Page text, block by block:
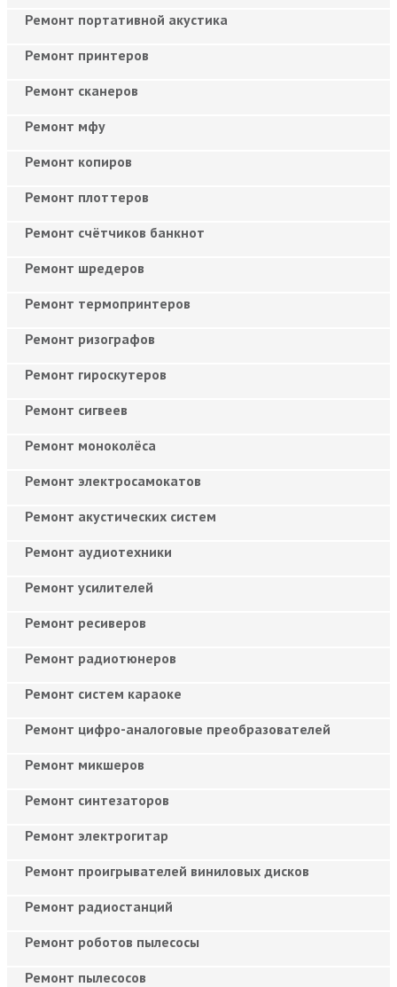
Ремонт портативной акустика
Ремонт принтеров
Ремонт сканеров
Ремонт мфу
Ремонт копиров
Ремонт плоттеров
Ремонт счётчиков банкнот
Ремонт шредеров
Ремонт термопринтеров
Ремонт ризографов
Ремонт гироскутеров
Ремонт сигвеев
Ремонт моноколёса
Ремонт электросамокатов
Ремонт акустических систем
Ремонт аудиотехники
Ремонт усилителей
Ремонт ресиверов
Ремонт радиотюнеров
Ремонт систем караоке
Ремонт цифро-аналоговые преобразователей
Ремонт микшеров
Ремонт синтезаторов
Ремонт электрогитар
Ремонт проигрывателей виниловых дисков
Ремонт радиостанций
Ремонт роботов пылесосы
Ремонт пылесосов